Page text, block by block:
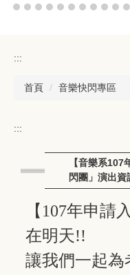
:::
首頁 音樂快閃專區
:::
【音樂系
閃團」演出
【107年申請
在明天!!
讓我們一起為